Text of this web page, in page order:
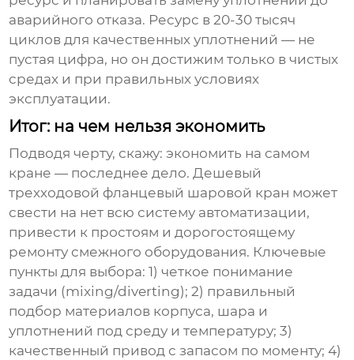
аварийного отказа. Ресурс в 20-30 тысяч
циклов для качественных уплотнений — не
пустая цифра, но он достижим только в чистых
средах и при правильных условиях
эксплуатации.
Итог: на чем нельзя экономить
Подводя черту, скажу: экономить на самом
кране — последнее дело. Дешевый
трехходовой фланцевый шаровой кран может
свести на нет всю систему автоматизации,
привести к простоям и дорогостоящему
ремонту смежного оборудования. Ключевые
пункты для выбора: 1) четкое понимание
задачи (mixing/diverting); 2) правильный
подбор материалов корпуса, шара и
уплотнений под среду и температуру; 3)
качественный привод с запасом по моменту; 4)